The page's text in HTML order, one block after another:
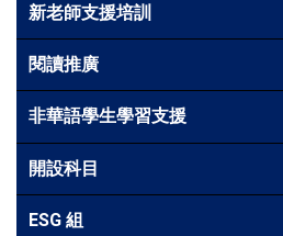
新老師支援培訓
閱讀推廣
非華語學生學習支援
開設科目
ESG 組